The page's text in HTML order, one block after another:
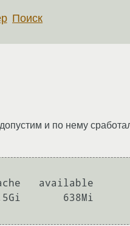
Поиск
и по нему
638Mi